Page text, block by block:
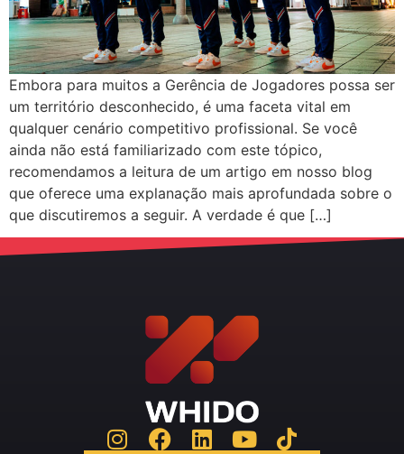
Embora para muitos a Gerência de Jogadores possa ser
um território desconhecido, é uma faceta vital em
qualquer cenário competitivo profissional. Se você
ainda não está familiarizado com este tópico,
recomendamos a leitura de um artigo em nosso blog
que oferece uma explanação mais aprofundada sobre o
que discutiremos a seguir. A verdade é que […]